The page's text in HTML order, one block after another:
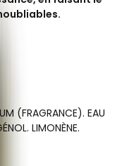
(FRAGRANCE). EAU
LIMONÈNE.